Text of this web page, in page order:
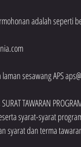
adalah seperti
sesawang APS
TAWARAN
syarat-syarat
syarat dan terma